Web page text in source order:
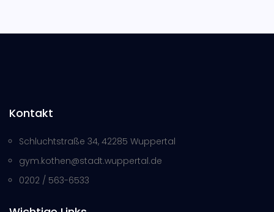
Kontakt
Schluchtstraße 34, 42285 Wuppertal
gym.kothen@stadt.wuppertal.de
0202 / 563-6533